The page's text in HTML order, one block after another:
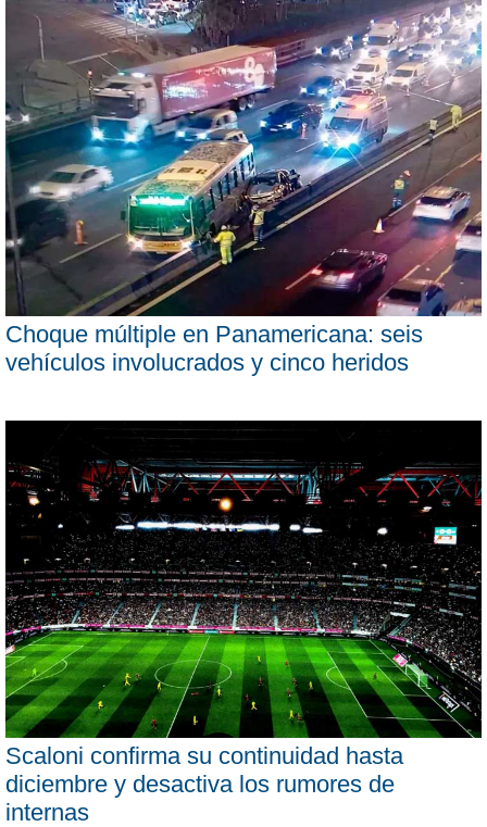
Choque múltiple en Panamericana: seis
vehículos involucrados y cinco heridos
Scaloni confirma su continuidad hasta
diciembre y desactiva los rumores de
internas